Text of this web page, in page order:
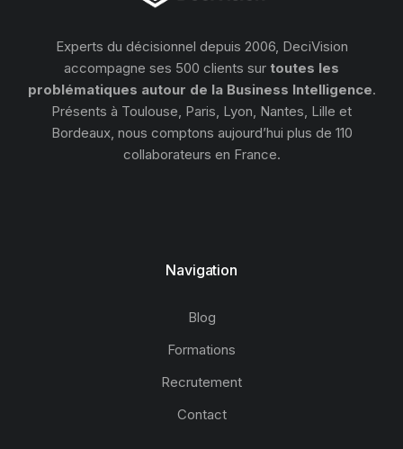
Experts du décisionnel depuis 2006, DeciVision
accompagne ses 500 clients sur toutes les
problématiques autour de la Business Intelligence.
Présents à Toulouse, Paris, Lyon, Nantes, Lille et
Bordeaux, nous comptons aujourd’hui plus de 110
collaborateurs en France.
Navigation
Blog
Formations
Recrutement
Contact